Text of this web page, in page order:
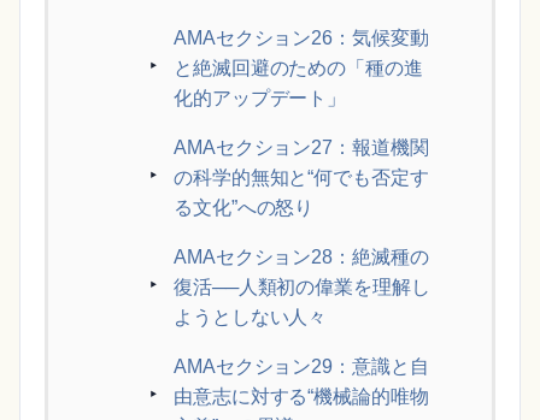
AMAセクション26：気候変動
と絶滅回避のための「種の進
化的アップデート」
AMAセクション27：報道機関
の科学的無知と“何でも否定す
る文化”への怒り
AMAセクション28：絶滅種の
復活──人類初の偉業を理解し
ようとしない人々
AMAセクション29：意識と自
由意志に対する“機械論的唯物